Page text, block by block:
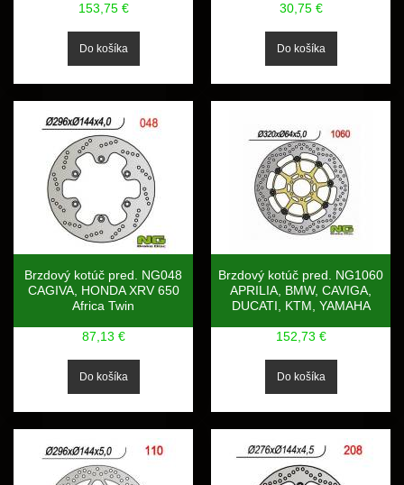
153,75 € 30,75 €
Brzdový kotúč pred. NG048
CAGIVA, HONDA XRV 650
Africa Twin
87,13 €
Brzdový kotúč pred. NG1060
APRILIA, BMW, CAVIGA,
DUCATI, KTM, YAMAHA
152,73 €